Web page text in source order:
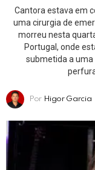
Cantora estava em
uma cirurgia de
morreu nesta
Portugal, onde
submetida a
Por Higor Garcia